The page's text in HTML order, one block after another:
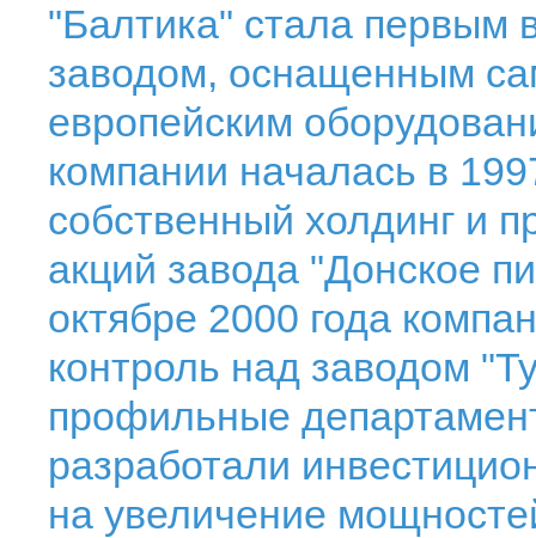
"Балтика" стала первым
заводом, оснащенным
европейским
компании началась в
собственный холдинг и
акций завода "Донское
октябре 2000 года
контроль над заводом
профильные
разработали
на увеличение